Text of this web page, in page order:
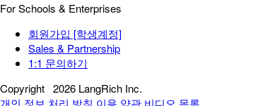
For Schools & Enterprises
회원가입 [학생계정]
Sales & Partnership
1:1 문의하기
Copyright 2026 LangRich Inc.